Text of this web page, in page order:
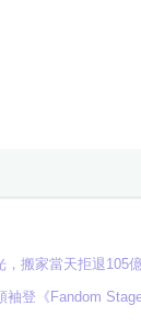
搬家當天拒退105
登《Fandom